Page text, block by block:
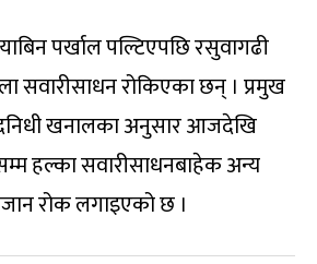
पर्खाल पल्टिएपछि रसुवागढी
सवारीसाधन रोकिएका छन् । प्रमुख
खनालका अनुसार आजदेखि
हल्का सवारीसाधनबाहेक अन्य
रोक लगाइएको छ ।